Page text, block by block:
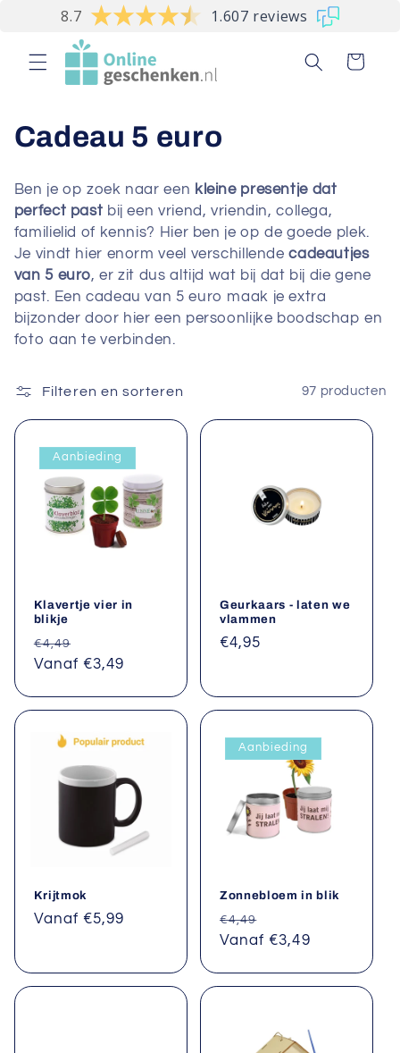
naar de
content
8.7 1.607 reviews
Winkelwagen
C
l
l
e
c
i
e
Cadeau 5 euro
Ben je op zoek naar een kleine presentje dat
perfect past bij een vriend, vriendin, collega,
familielid of kennis? Hier ben je op de goede plek.
Je vindt hier enorm veel verschillendecadeautjes
van 5 euro, er zit dus altijd wat bij dat bij die gene
past. Een cadeau van 5 euro maak je extra
bijzonder door hier een persoonlijke boodschap en
foto aan te verbinden.
Filteren en sorteren 97 producten
Aanbieding
Klavertje vier in
blikje
Normale
prijs
€4,49
Vanaf €3,49
Geurkaars - laten we
vlammen
Normale
€4,95
Krijtmok
Normale
Vanaf €5,99
Aanbieding
Zonnebloem in blik
Normale
prijs
€4,49
Vanaf €3,49